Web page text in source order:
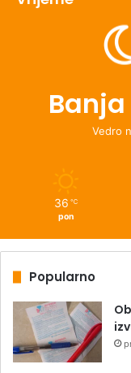
Vedro
36 ℃
pon
Popularno